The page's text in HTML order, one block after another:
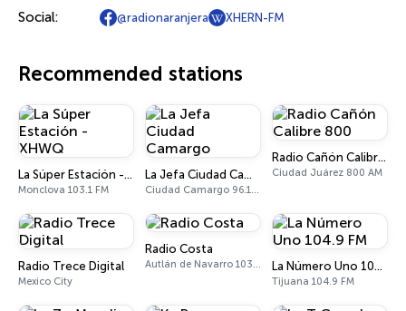
Social: @radionaranjera XHERN-FM
Recommended stations
La Súper Estación - XHWQ
Monclova 103.1 FM
La Jefa Ciudad Camargo
Ciudad Camargo 96.1 FM
Radio Cañón Calibre 800
Ciudad Juárez 800 AM
Radio Trece Digital
Mexico City
Radio Costa
Autlán de Navarro 103.9 FM La Número Uno 104.9 FM
Tijuana 104.9 FM